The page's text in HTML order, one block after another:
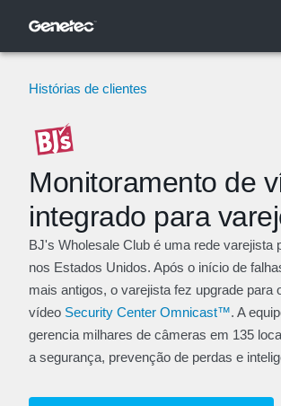
Histórias de clientes
Monitoramento de
integrado para
BJ's Wholesale Club é uma rede varejista
nos Estados Unidos. Após o início de
mais antigos, o varejista fez upgrade para
vídeo Security Center Omnicast™. A
gerencia milhares de câmeras em 135
a segurança, prevenção de perdas e